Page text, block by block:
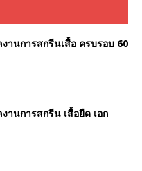
งานการสกรีนเสื้อ ครบรอบ 60
านการสกรีน เสื้อยืด เอก